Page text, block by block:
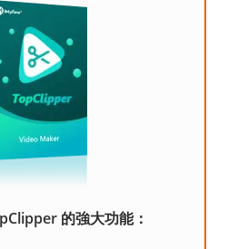
的強大功能：